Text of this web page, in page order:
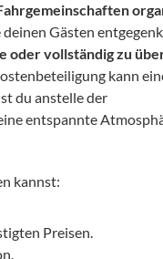
Gästen
oder vollständig zu
kann
du anstelle der
entspannte
kannst:
Preisen.